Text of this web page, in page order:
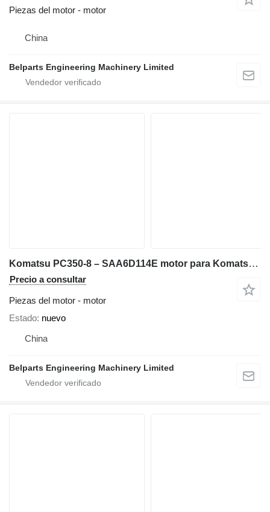
Piezas del motor - motor
China
Belparts Engineering Machinery Limited
Komatsu PC350-8 – SAA6D114E motor para Komatsu PC300-7 PC300-8 PC300LC-7 PC300LC-8 PC360-7 PC360-11M0 / HYUNDAI R335LC-7 R375LC-7 excavadora
Precio a consultar
Piezas del motor - motor
Estado nuevo
China
Belparts Engineering Machinery Limited